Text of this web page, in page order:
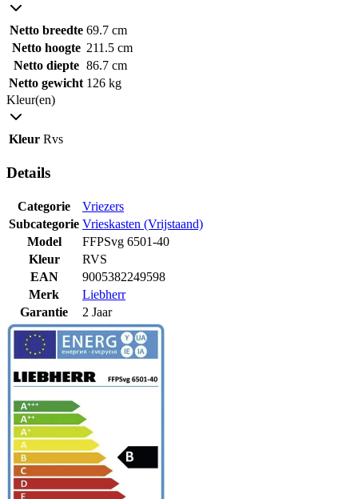
Netto breedte 69.7 cm
Netto hoogte 211.5 cm
Netto diepte 86.7 cm
Netto gewicht 126 kg
Kleur(en)
Kleur Rvs
Details
Categorie
Vriezers
Subcategorie Vrieskasten (Vrijstaand)
Model
FFPSvg 6501-40
Kleur
RVS
EAN
9005382249598
Merk
Liebherr
Garantie
2 Jaar